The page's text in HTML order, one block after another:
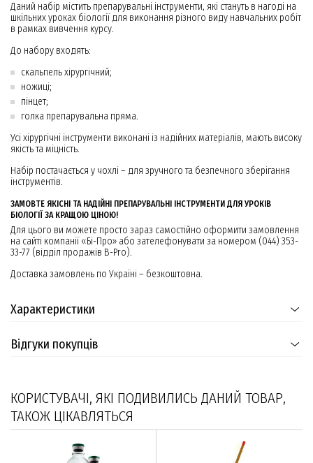
Даний набір містить препарувальні інструменти, які стануть в нагоді на
шкільних уроках біології для виконання різного виду навчальних робіт
в рамках вивчення курсу.
До набору входять:
скальпель хірургічний;
ножиці;
пінцет;
голка препарувальна пряма.
Усі хірургічні інструменти виконані із надійних матеріалів, мають високу
якість та міцність.
Набір постачається у чохлі – для зручного та безпечного зберігання
інструментів.
ЗАМОВТЕ ЯКІСНІ ТА НАДІЙНІ ПРЕПАРУВАЛЬНІ ІНСТРУМЕНТИ ДЛЯ УРОКІВ
БІОЛОГІЇ ЗА КРАЩОЮ ЦІНОЮ!
Для цього ви можете просто зараз самостійно оформити замовлення
на сайті компанії «Бі-Про» або зателефонувати за номером (044) 353-
33-77 (відділ продажів B-Pro).
Доставка замовлень по Україні – безкоштовна.
Характеристики
Відгуки покупців
КОРИСТУВАЧІ, ЯКІ ПОДИВИЛИСЬ ДАНИЙ ТОВАР,
ТАКОЖ ЦІКАВЛЯТЬСЯ